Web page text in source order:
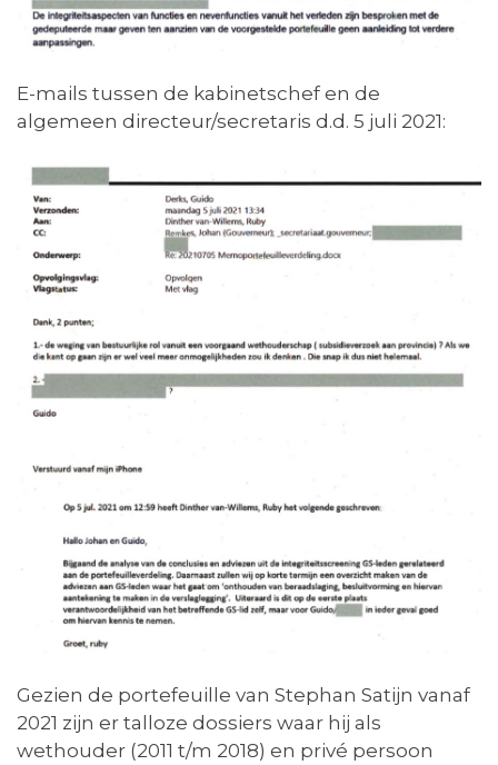
E-mails tussen de kabinetschef en de
algemeen directeur/secretaris d.d. 5 juli 2021:
Gezien de portefeuille van Stephan Satijn vanaf
2021 zijn er talloze dossiers waar hij als
wethouder (2011 t/m 2018) en privé persoon